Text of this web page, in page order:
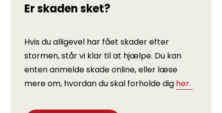
Er skaden sket?
Hvis du alligevel har fået skader efter
stormen, står vi klar til at hjælpe. Du kan
enten anmelde skade online, eller læse
mere om, hvordan du skal forholde dig her.